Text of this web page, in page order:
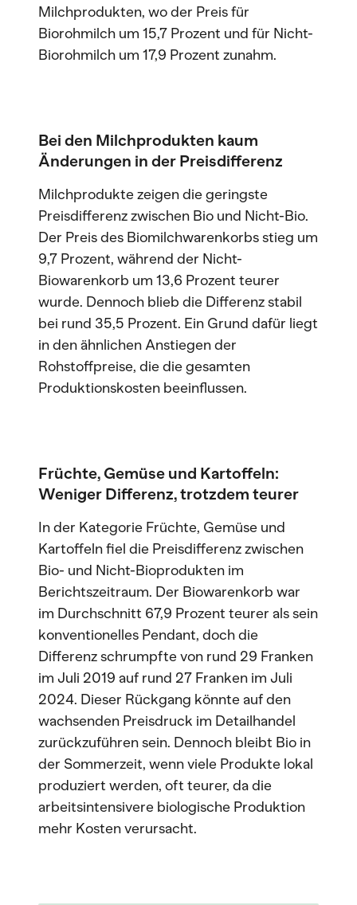
Milchprodukten, wo der Preis für
Biorohmilch um 15,7 Prozent und für Nicht-
Biorohmilch um 17,9 Prozent zunahm.
Bei den Milchprodukten kaum
Änderungen in der Preisdifferenz
Milchprodukte zeigen die geringste
Preisdifferenz zwischen Bio und Nicht-Bio.
Der Preis des Biomilchwarenkorbs stieg um
9,7 Prozent, während der Nicht-
Biowarenkorb um 13,6 Prozent teurer
wurde. Dennoch blieb die Differenz stabil
bei rund 35,5 Prozent. Ein Grund dafür liegt
in den ähnlichen Anstiegen der
Rohstoffpreise, die die gesamten
Produktionskosten beeinflussen.
Früchte, Gemüse und Kartoffeln:
Weniger Differenz, trotzdem teurer
In der Kategorie Früchte, Gemüse und
Kartoffeln fiel die Preisdifferenz zwischen
Bio- und Nicht-Bioprodukten im
Berichtszeitraum. Der Biowarenkorb war
im Durchschnitt 67,9 Prozent teurer als sein
konventionelles Pendant, doch die
Differenz schrumpfte von rund 29 Franken
im Juli 2019 auf rund 27 Franken im Juli
2024. Dieser Rückgang könnte auf den
wachsenden Preisdruck im Detailhandel
zurückzuführen sein. Dennoch bleibt Bio in
der Sommerzeit, wenn viele Produkte lokal
produziert werden, oft teurer, da die
arbeitsintensivere biologische Produktion
mehr Kosten verursacht.